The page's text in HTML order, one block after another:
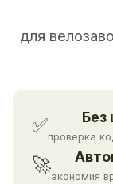
для
✅ Без
проверка
🚀
экономия